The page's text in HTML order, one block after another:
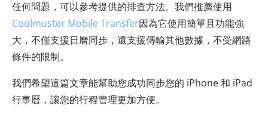
任何問題，可以參考提供的排查方法。我們推薦使用
Coolmuster Mobile Transfer因為它使用簡單且功能強
大，不僅支援日曆同步，還支援傳輸其他數據，不受網路
條件的限制。
我們希望這篇文章能幫助您成功同步您的 iPhone 和 iPad
行事曆，讓您的行程管理更加方便。